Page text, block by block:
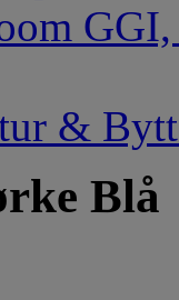
&
Blå